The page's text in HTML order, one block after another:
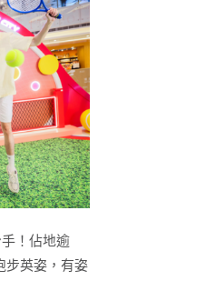
！佔地逾
步英姿，有姿